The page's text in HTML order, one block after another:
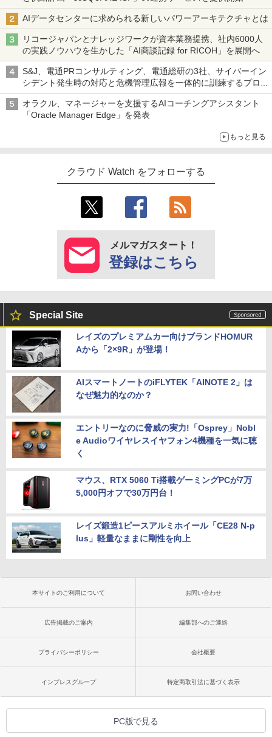
AIデータセンターに求められる新しいパワーアーキテクチャとは
リコージャパンとナレッジワークが資本業務提携、社内6000人
の実践ノウハウを生かした「AI商談記録 for RICOH」を展開へ
S&J、電通PRコンサルティング、電通総研の3社、サイバーイン
シデント発生時の対応と危機管理広報を一体的に訓練するプログ
ラムを提供
オラクル、マネージャーを支援するAIコーチングアシスタント
「Oracle Manager Edge」を発表
もっと見る
クラウド Watch をフォローする
メルマガスタート！
登録はこちら
Special Site
レイズのプレミアムカー向けブランドHOMUR
Aから「2×9R」が登場！
AIスマートノートのiFLYTEK「AINOTE 2」は
なぜ魅力的なのか？
エントリーなのに脅威の実力!「Osprey」Nobl
e Audioワイヤレスイヤフォン4機種を一気に聴
く
マウス、RTX 5060 Ti搭載ゲーミングPCが7万
5,000円オフで30万円台！
レイズ鍛造1ピースアルミホイール「CE28 N-p
lus」軽量なままに剛性を向上
本サイトのご利用について お問い合わせ
広告掲載のご案内 編集部へのご連絡
プライバシーポリシー 会社概要
インプレスグループ 特定商取引法に基づく表示
PC版で見る